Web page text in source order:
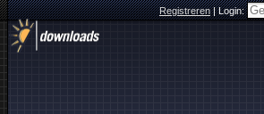
Registreren|Login: